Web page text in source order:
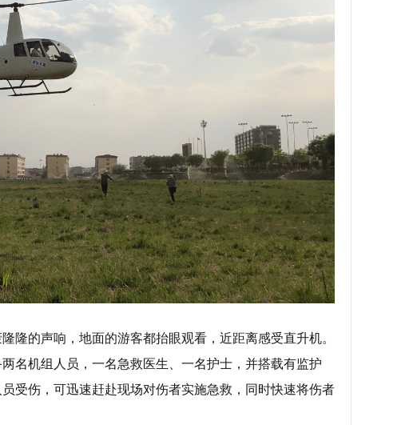
隆的声响，地面的游客都抬眼观看，近距离感受直升机。
名机组人员，一名急救医生、一名护士，并搭载有监护
受伤，可迅速赶赴现场对伤者实施急救，同时快速将伤者